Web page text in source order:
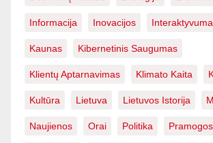
Informacija Inovacijos
Kaunas Kibernetinis Saugumas
Klientų Aptarnavimas Klimato Kaita
Kultūra Lietuva Lietuvos Istorija
Naujienos Orai Politika Pramogos